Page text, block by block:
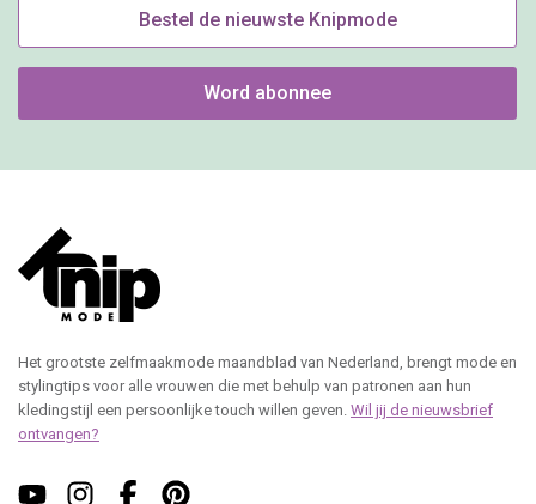
Bestel de nieuwste Knipmode
Word abonnee
Het grootste zelfmaakmode maandblad van Nederland, brengt mode en
stylingtips voor alle vrouwen die met behulp van patronen aan hun
kledingstijl een persoonlijke touch willen geven. Wil jij de nieuwsbrief
ontvangen?